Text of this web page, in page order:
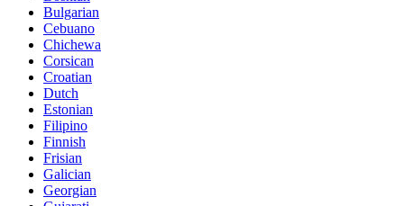
Bulgarian
Cebuano
Chichewa
Corsican
Croatian
Dutch
Estonian
Filipino
Finnish
Frisian
Galician
Georgian